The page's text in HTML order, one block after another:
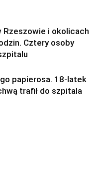
Rzeszowie i okolicach
Cztery osoby
papierosa. 18-latek
trafił do szpitala